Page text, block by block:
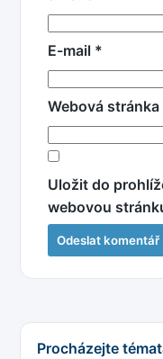
E-mail *
Webová stránka
Uložit do
webovou
Procházejte